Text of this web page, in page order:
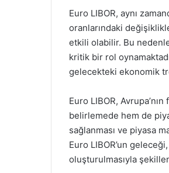
Euro LIBOR, aynı
oranlarındaki
etkili olabilir. Bu
kritik bir rol
gelecekteki ekonomik
Euro LIBOR,
belirlemede hem de
sağlanması ve piyasa
Euro LIBOR’un
oluşturulmasıyla